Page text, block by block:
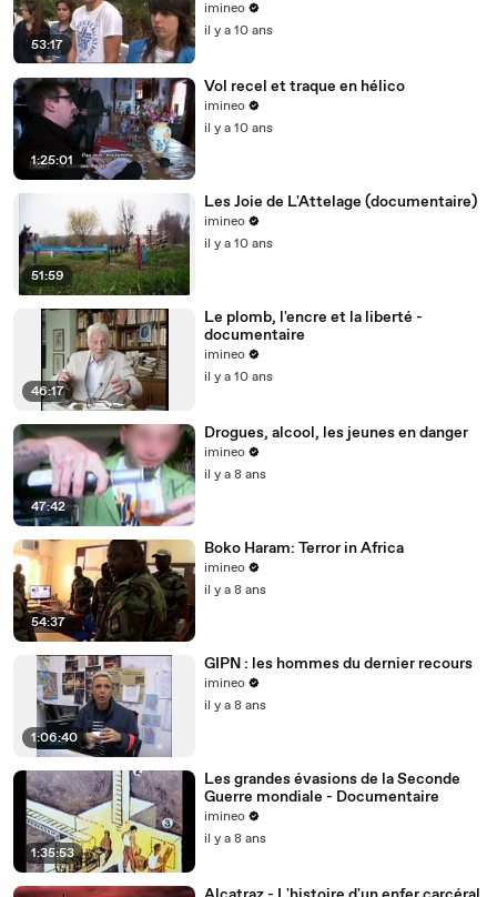
53:17
imineo
il y a 10 ans
1:25:01
Vol recel et traque en hélico
imineo
il y a 10 ans
51:59
Les Joie de L'Attelage (documentaire)
imineo
il y a 10 ans
46:17
Le plomb, l'encre et la liberté -
documentaire
imineo
il y a 10 ans
47:42
Drogues, alcool, les jeunes en danger
imineo
il y a 8 ans
54:37
Boko Haram: Terror in Africa
imineo
il y a 8 ans
1:06:40
GIPN : les hommes du dernier recours
imineo
il y a 8 ans
1:35:53
Les grandes évasions de la Seconde
Guerre mondiale - Documentaire
imineo
il y a 8 ans